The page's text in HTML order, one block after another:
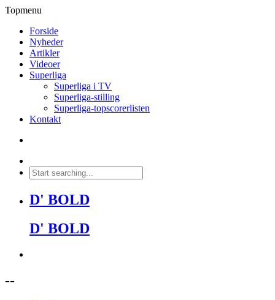
Topmenu
Forside
Nyheder
Artikler
Videoer
Superliga
Superliga i TV
Superliga-stilling
Superliga-topscorerlisten
Kontakt
D' BOLD
D' BOLD
--